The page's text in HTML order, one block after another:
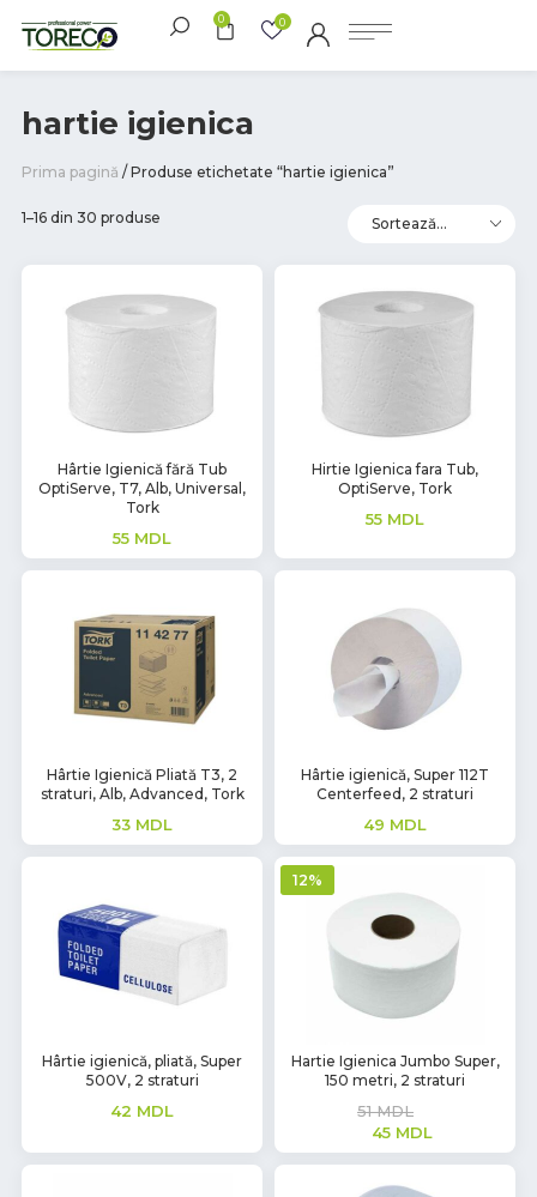
0 0
hartie igienica
Prima pagină / Produse etichetate “hartie igienica”
1–16 din 30 produse
Hârtie Igienică fără Tub
OptiServe, T7, Alb, Universal,
Tork
55 MDL
Hirtie Igienica fara Tub,
OptiServe, Tork
55 MDL
Hârtie Igienică Pliată T3, 2
straturi, Alb, Advanced, Tork
33 MDL
Hârtie igienică, Super 112T
Centerfeed, 2 straturi
49 MDL
Hârtie igienică, pliată, Super
500V, 2 straturi
42 MDL
12%
Hartie Igienica Jumbo Super,
150 metri, 2 straturi
51MDL
45 MDL